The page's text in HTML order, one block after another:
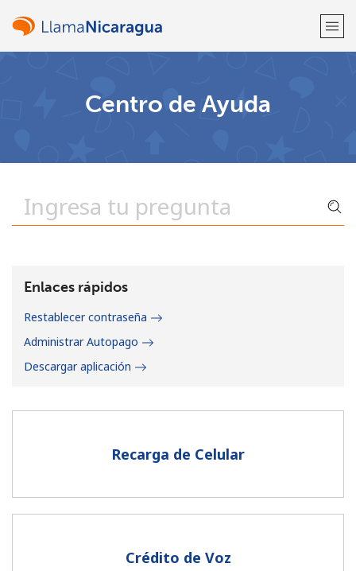
Un caracter especial
Centro de Ayuda
Recarga de Celular
Crédito de Voz
Enlaces rápidos
Restablecer contraseña
Administrar Autopago
Descargar aplicación